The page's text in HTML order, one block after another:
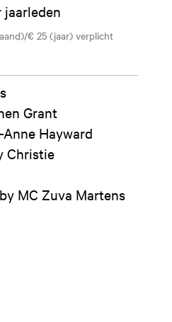
jaarleden
€ 25 (jaar) verplicht
Grant
Hayward
Christie
MC Zuva Martens